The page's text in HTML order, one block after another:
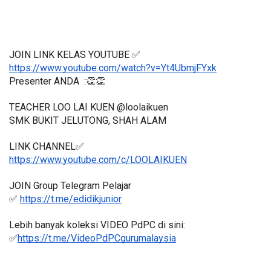
JOIN LINK KELAS YOUTUBE ✅
https://www.youtube.com/watch?v=Yt4UbmjFYxk
Presenter ANDA  :👏👏
TEACHER LOO LAI KUEN @loolaikuen
SMK BUKIT JELUTONG, SHAH ALAM
LINK CHANNEL✅
https://www.youtube.com/c/LOOLAIKUEN
JOIN Group Telegram Pelajar
✅ https://t.me/edidikjunior
Lebih banyak koleksi VIDEO PdPC di sini:
✅https://t.me/VideoPdPCgurumalaysia